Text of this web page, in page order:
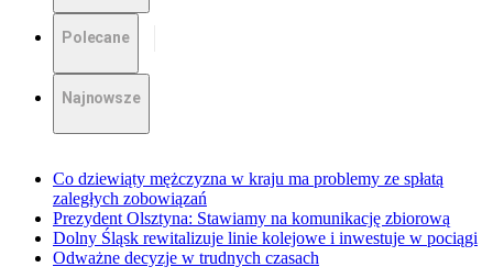
Polecane
Najnowsze
Co dziewiąty mężczyzna w kraju ma problemy ze spłatą
zaległych zobowiązań
Prezydent Olsztyna: Stawiamy na komunikację zbiorową
Dolny Śląsk rewitalizuje linie kolejowe i inwestuje w pociągi
Odważne decyzje w trudnych czasach